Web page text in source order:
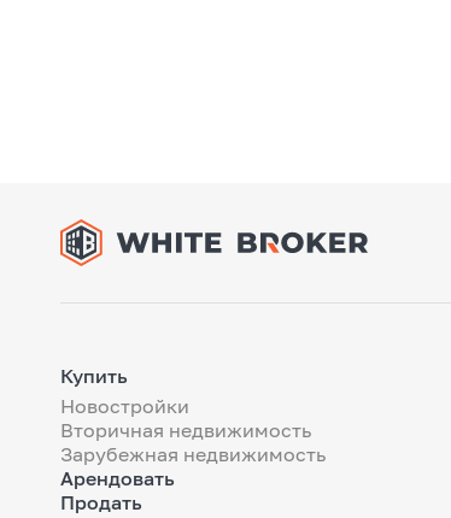
Купить
Новостройки
Вторичная недвижимость
Зарубежная недвижимость
Арендовать
Продать